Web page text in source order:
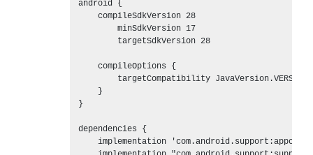
android {
    compileSdkVersion 28
        minSdkVersion 17
        targetSdkVersion 28
    compileOptions {
targetCompatibility
    }
}
dependencies {
implementation